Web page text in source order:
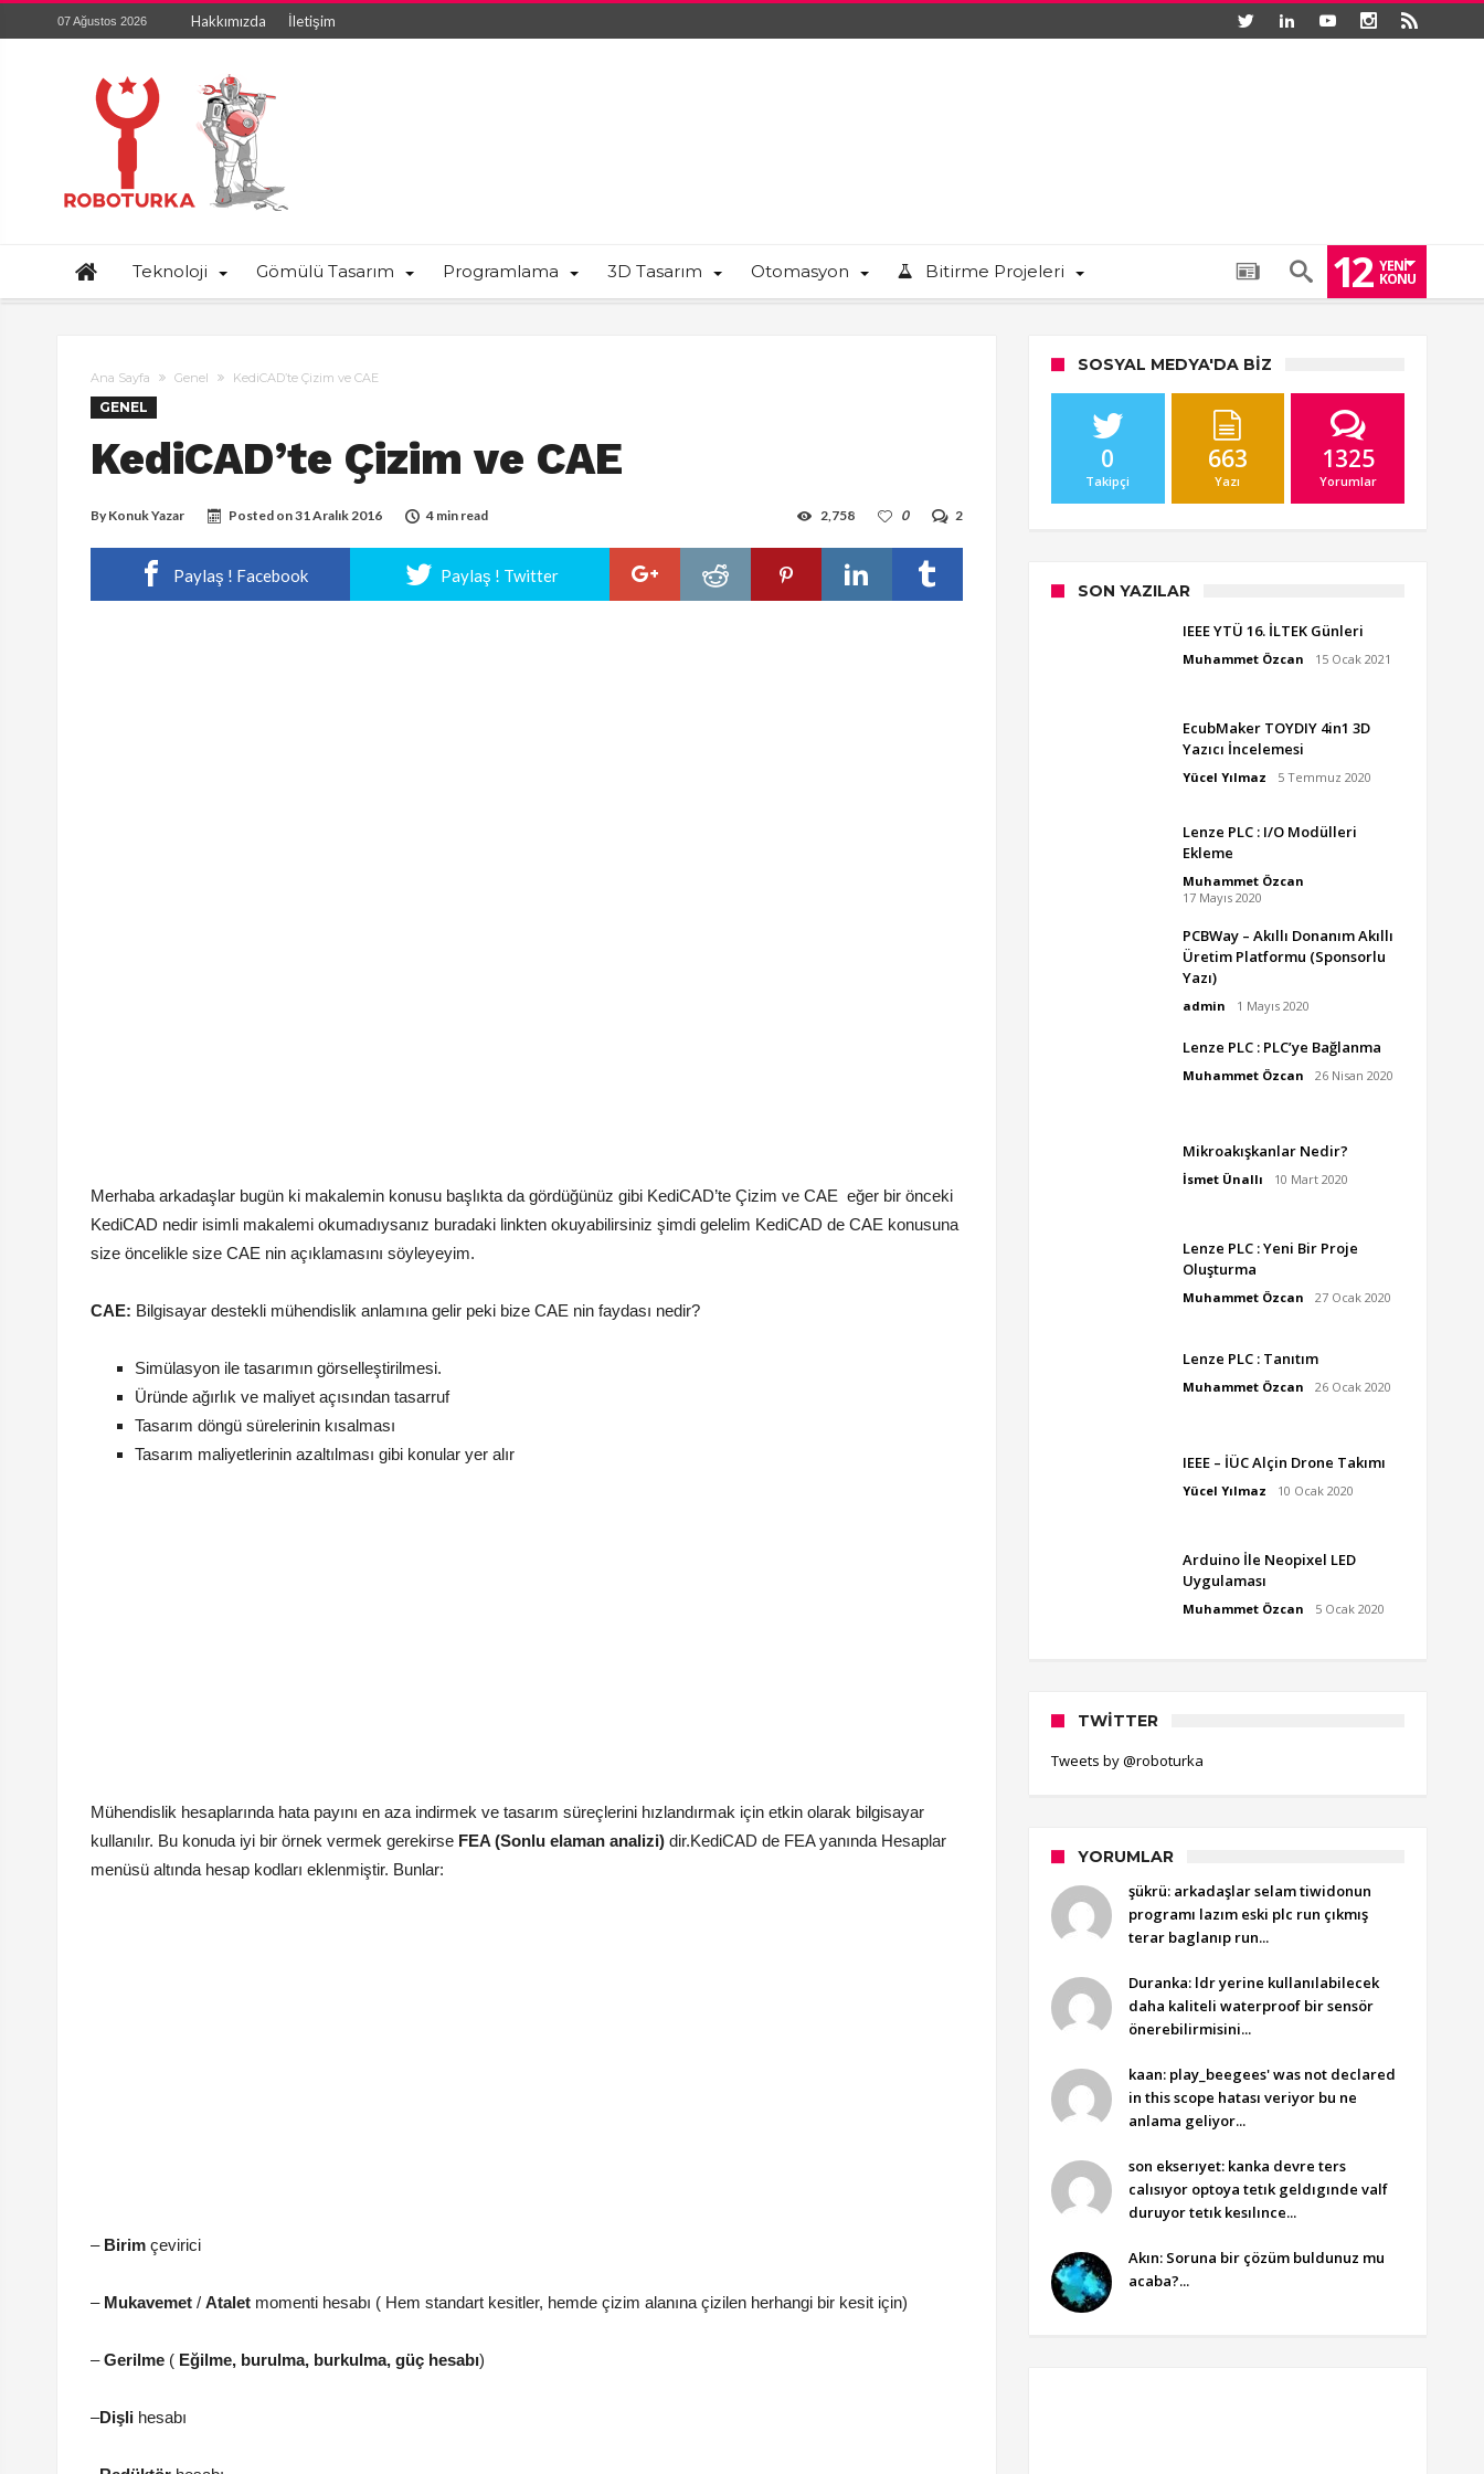
07 Ağustos 2026 Hakkımızda İletişim
Teknoloji Gömülü Tasarım Programlama 3D Tasarım Otomasyon Bitirme Projeleri 12 YENI
KONU
Ana Sayfa Genel KediCAD’te Çizim ve CAE
GENEL
KediCAD’te Çizim ve CAE
By Konuk Yazar Posted on31 Aralık 2016 4 min read 2
0
2,758
Paylaş ! Facebook Paylaş ! Twitter
Merhaba arkadaşlar bugün ki makalemin konusu başlıkta da gördüğünüz gibi KediCAD’te Çizim ve CAE eğer bir önceki
KediCAD nedir isimli makalemi okumadıysanız buradaki linkten okuyabilirsiniz şimdi gelelim KediCAD de CAE konusuna
size öncelikle size CAE nin açıklamasını söyleyeyim.
CAE: Bilgisayar destekli mühendislik anlamına gelir peki bize CAE nin faydası nedir?
Simülasyon ile tasarımın görselleştirilmesi.
Üründe ağırlık ve maliyet açısından tasarruf
Tasarım döngü sürelerinin kısalması
Tasarım maliyetlerinin azaltılması gibi konular yer alır
Mühendislik hesaplarında hata payını en aza indirmek ve tasarım süreçlerini hızlandırmak için etkin olarak bilgisayar
kullanılır. Bu konuda iyi bir örnek vermek gerekirse FEA (Sonlu elaman analizi) dir.KediCAD de FEA yanında Hesaplar
menüsü altında hesap kodları eklenmiştir. Bunlar:
– Birim çevirici
– Mukavemet / Atalet momenti hesabı ( Hem standart kesitler, hemde çizim alanına çizilen herhangi bir kesit için)
–Gerilme ( Eğilme, burulma, burkulma, güç hesabı)
–Dişli hesabı
SOSYAL MEDYA'DA BIZ
0
Takipçi
663
Yazı
1325
Yorumlar
SON YAZILAR
IEEE YTÜ 16. İLTEK Günleri
Muhammet Özcan 15 Ocak 2021
EcubMaker TOYDIY 4in1 3D
Yazıcı İncelemesi
Yücel Yılmaz 5 Temmuz 2020
Lenze PLC : I/O Modülleri
Ekleme
Muhammet Özcan
17 Mayıs 2020
PCBWay – Akıllı Donanım Akıllı
Üretim Platformu (Sponsorlu
Yazı)
admin 1 Mayıs 2020
Lenze PLC : PLC’ye Bağlanma
Muhammet Özcan 26 Nisan 2020
Mikroakışkanlar Nedir?
İsmet Ünallı 10 Mart 2020
Lenze PLC : Yeni Bir Proje
Oluşturma
Muhammet Özcan 27 Ocak 2020
Lenze PLC : Tanıtım
Muhammet Özcan 26 Ocak 2020
IEEE – İÜC Alçin Drone Takımı
Yücel Yılmaz 10 Ocak 2020
Arduino İle Neopixel LED
Uygulaması
Muhammet Özcan 5 Ocak 2020
TWITTER
Tweets by @roboturka
YORUMLAR
şükrü: arkadaşlar selam tiwidonun
programı lazım eski plc run çıkmış
terar baglanıp run...
Duranka: ldr yerine kullanılabilecek
daha kaliteli waterproof bir sensör
önerebilirmisini...
kaan: play_beegees' was not declared
in this scope hatası veriyor bu ne
anlama geliyor...
son ekserıyet: kanka devre ters
calısıyor optoya tetık geldıgınde valf
duruyor tetık kesılınce...
Akın: Soruna bir çözüm buldunuz mu
acaba?...